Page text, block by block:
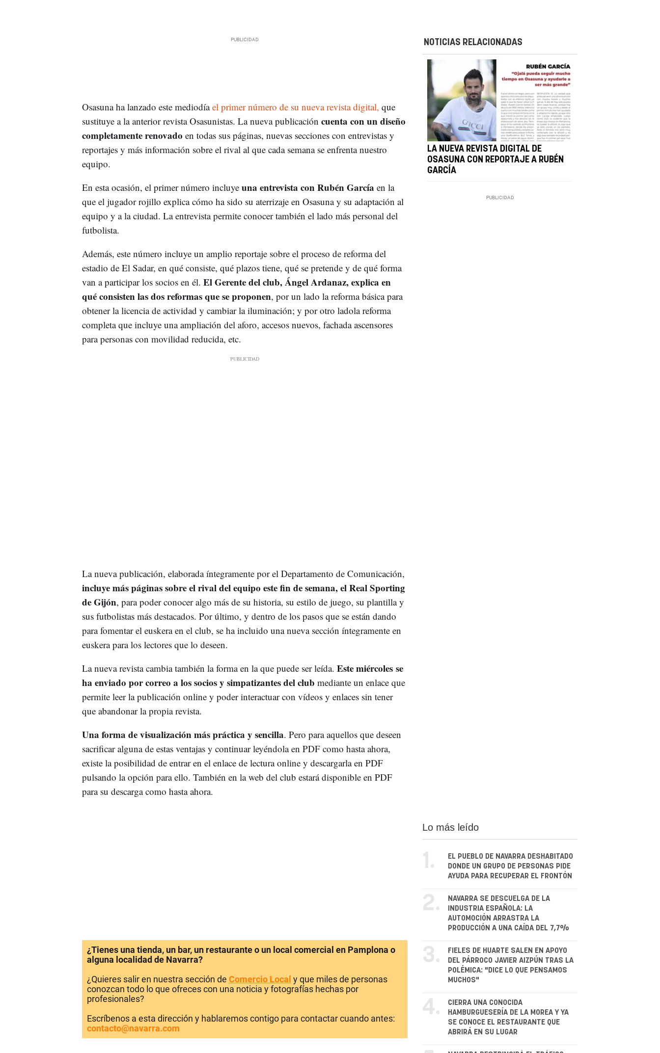
Osasuna ha lanzado este mediodíael primer número de su nueva revista digital, que
sustituye a la anterior revista Osasunistas. La nueva publicación cuenta con un diseño
completamente renovado en todas sus páginas, nuevas secciones con entrevistas y
reportajes y más información sobre el rival al que cada semana se enfrenta nuestro
equipo.
En esta ocasión, el primer número incluyeuna entrevista con Rubén García en la
que el jugador rojillo explica cómo ha sido su aterrizaje en Osasuna y su adaptación al
equipo y a la ciudad. La entrevista permite conocer también el lado más personal del
futbolista.
Además, este número incluye un amplio reportaje sobre el proceso de reforma del
estadio de El Sadar, en qué consiste, qué plazos tiene, qué se pretende y de qué forma
van a participar los socios en él. El Gerente del club, Ángel Ardanaz, explica en
qué consisten las dos reformas que se proponen, por un lado la reforma básica para
obtener la licencia de actividad y cambiar la iluminación; y por otro ladola reforma
completa que incluye una ampliación del aforo, accesos nuevos, fachada ascensores
para personas con movilidad reducida, etc.
La nueva publicación, elaborada íntegramente por el Departamento de Comunicación,
incluye más páginas sobre el rival del equipo este fin de semana, el Real Sporting
de Gijón, para poder conocer algo más de su historia, su estilo de juego, su plantilla y
sus futbolistas más destacados. Por último, y dentro de los pasos que se están dando
para fomentar el euskera en el club, se ha incluido una nueva sección íntegramente en
euskera para los lectores que lo deseen.
La nueva revista cambia también la forma en la que puede ser leída. Este miércoles se
ha enviado por correo a los socios y simpatizantes del club mediante un enlace que
permite leer la publicación online y poder interactuar con vídeos y enlaces sin tener
que abandonar la propia revista.
Una forma de visualización más práctica y sencilla. Pero para aquellos que deseen
sacrificar alguna de estas ventajas y continuar leyéndola en PDF como hasta ahora,
existe la posibilidad de entrar en el enlace de lectura online y descargarla en PDF
pulsando la opción para ello. También en la web del club estará disponible en PDF
para su descarga como hasta ahora.
NOTICIAS RELACIONADAS
LA NUEVA REVISTA DIGITAL DE
OSASUNA CON REPORTAJE A RUBÉN
GARCÍA
¿Tienes una tienda, un bar, un restaurante o un local comercial en Pamplona o
alguna localidad de Navarra?
¿Quieres salir en nuestra sección de Comercio Local y que miles de personas
conozcan todo lo que ofreces con una noticia y fotografías hechas por
profesionales?
Escríbenos a esta dirección y hablaremos contigo para contactar cuando antes:
contacto@navarra.com
Lo más leído
1.
EL PUEBLO DE NAVARRA DESHABITADO
DONDE UN GRUPO DE PERSONAS PIDE
AYUDA PARA RECUPERAR EL FRONTÓN
2.
NAVARRA SE DESCUELGA DE LA
INDUSTRIA ESPAÑOLA: LA
AUTOMOCIÓN ARRASTRA LA
PRODUCCIÓN A UNA CAÍDA DEL 7,7%
3.
FIELES DE HUARTE SALEN EN APOYO
DEL PÁRROCO JAVIER AIZPÚN TRAS LA
POLÉMICA: "DICE LO QUE PENSAMOS
MUCHOS"
4.
CIERRA UNA CONOCIDA
HAMBURGUESERÍA DE LA MOREA Y YA
SE CONOCE EL RESTAURANTE QUE
ABRIRÁ EN SU LUGAR